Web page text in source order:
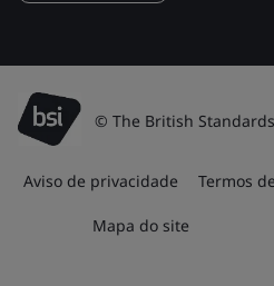
© The British
Aviso de privacidade Termos
Mapa do site